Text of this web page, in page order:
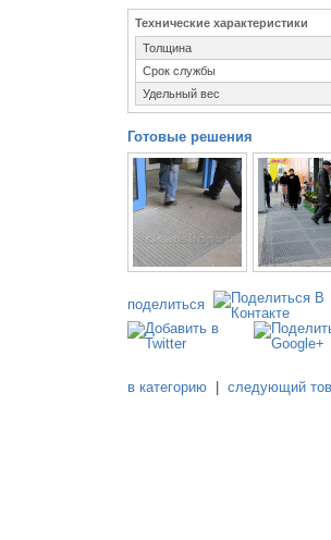
Технические характеристики
Толщина
Срок службы
Удельный вес
Готовые решения
поделиться
в категорию |следующий